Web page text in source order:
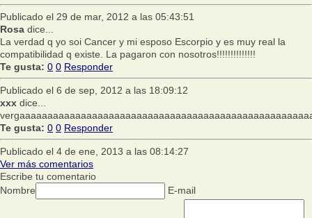
Publicado el 29 de mar, 2012 a las 05:43:51
Rosa dice...
La verdad q yo soi Cancer y mi esposo Escorpio y es muy real la
compatibilidad q existe. La pagaron con nosotros!!!!!!!!!!!!!!
Te gusta: 0 0 Responder
Publicado el 6 de sep, 2012 a las 18:09:12
xxx dice...
Te gusta: 0 0 Responder
Publicado el 4 de ene, 2013 a las 08:14:27
Ver más comentarios
Escribe tu comentario
Nombre
E-mail